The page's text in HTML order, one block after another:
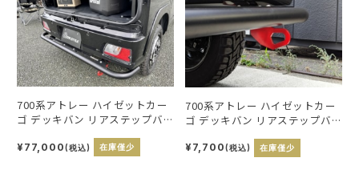
700系アトレー ハイゼットカー
ゴ デッキバン リアステップバ
¥77,000(税込) 在庫僅少
700系アトレー ハイゼットカー
ゴ デッキバン リアステップバ
¥7,700(税込) 在庫僅少